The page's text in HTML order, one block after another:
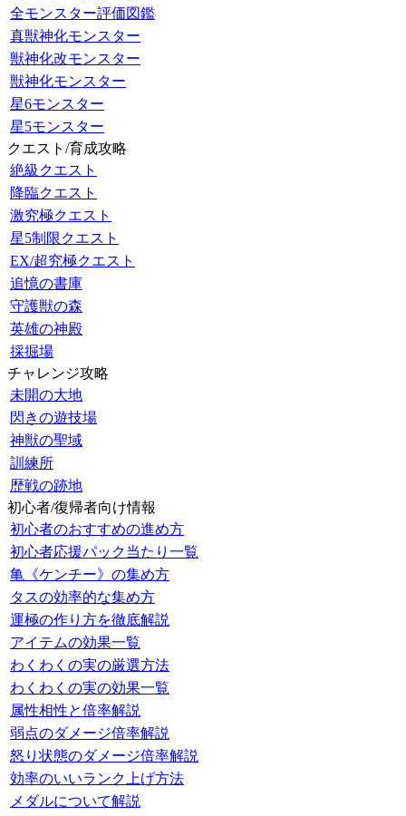
全モンスター評価図鑑
真獣神化モンスター
獣神化改モンスター
獣神化モンスター
星6モンスター
星5モンスター
クエスト/育成攻略
絶級クエスト
降臨クエスト
激究極クエスト
星5制限クエスト
EX/超究極クエスト
追憶の書庫
守護獣の森
英雄の神殿
採掘場
チャレンジ攻略
未開の大地
閃きの遊技場
神獣の聖域
訓練所
歴戦の跡地
初心者/復帰者向け情報
初心者のおすすめの進め方
初心者応援パック当たり一覧
亀《ケンチー》の集め方
タスの効率的な集め方
運極の作り方を徹底解説
アイテムの効果一覧
わくわくの実の厳選方法
わくわくの実の効果一覧
属性相性と倍率解説
弱点のダメージ倍率解説
怒り状態のダメージ倍率解説
効率のいいランク上げ方法
メダルについて解説